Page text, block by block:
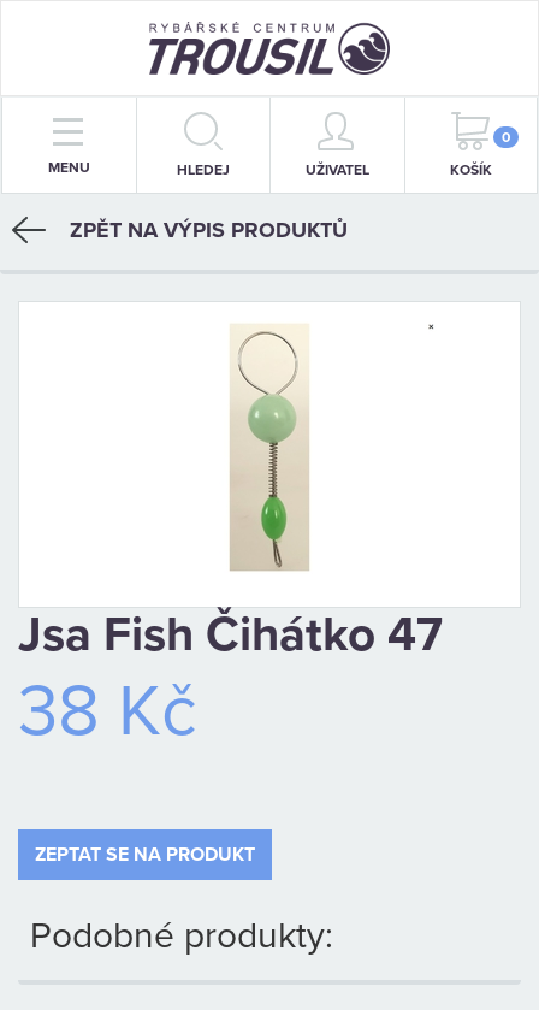
MENU HLEDEJ UŽIVATEL
0
KOŠÍK
PRUTY
NAVIJÁKY
BIŽUTERIE
PÉČE
ÚLOVEK
O
NÁS
ZPĚT NA VÝPIS PRODUKTŮ
Jsa Fish Čihátko 47
38 Kč
ZEPTAT SE NA PRODUKT
Podobné produkty: